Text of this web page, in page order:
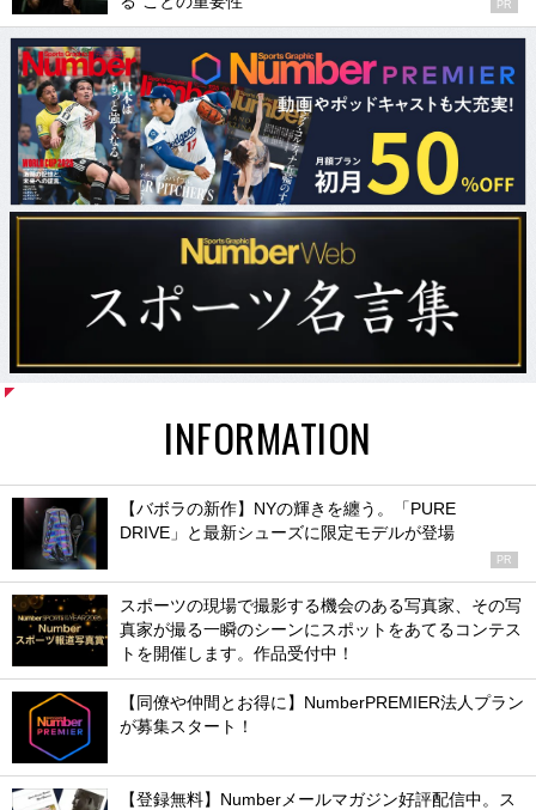
PR
INFORMATION
【バボラの新作】NYの輝きを纏う。「PURE
DRIVE」と最新シューズに限定モデルが登場
PR
スポーツの現場で撮影する機会のある写真家、その写
真家が撮る一瞬のシーンにスポットをあてるコンテス
トを開催します。作品受付中！
【同僚や仲間とお得に】NumberPREMIER法人プラン
が募集スタート！
【登録無料】Numberメールマガジン好評配信中。ス